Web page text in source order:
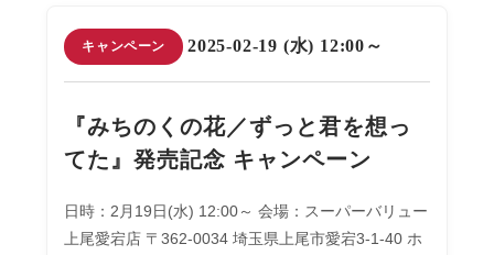
キャンペーン 2025-02-19 (水) 12:00～
『みちのくの花／ずっと君を想っ
てた』発売記念 キャンペーン
日時：2月19日(水) 12:00～ 会場：スーパーバリュー
上尾愛宕店 〒362-0034 埼玉県上尾市愛宕3-1-40 ホ